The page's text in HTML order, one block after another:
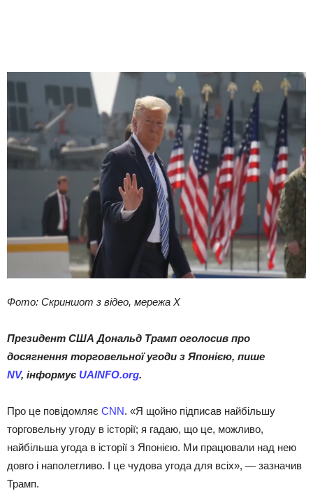
Фото: Скриншот з відео, мережа Х
Президент США Дональд Трамп оголосив про
досягнення торговельної угоди з Японією, пише
NV, інформує UAINFO.org.
Про це повідомляє CNN. «Я щойно підписав найбільшу
торговельну угоду в історії; я гадаю, що це, можливо,
найбільша угода в історії з Японією. Ми працювали над нею
довго і наполегливо. І це чудова угода для всіх», — зазначив
Трамп.